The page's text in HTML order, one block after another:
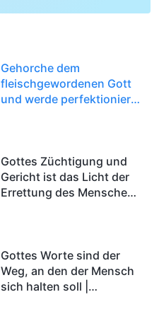
Gehorche dem
fleischgewordenen Gott
und werde perfektioniert |
Gottes Züchtigung und
Gericht ist das Licht der
Errettung des Menschen |
Gottes Worte sind der
Weg, an den der Mensch
sich halten soll |